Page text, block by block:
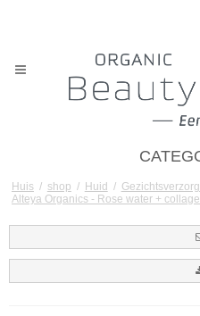
Huis / shop / Huid /
Alteya Organics - Rose water +